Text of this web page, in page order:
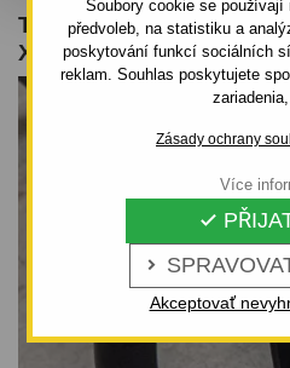
Soubory cookie se
předvoleb, na statistiku a
poskytování funkcí sociálních
reklam. Souhlas poskytujete
Zásady ochrany


Akceptovať
Více
TAŽNÉ ZAŘÍZENÍ PRO
XH - ŠROUBOVÝ